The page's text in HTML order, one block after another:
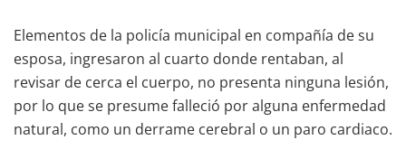
Elementos de la policía municipal en compañía de su
esposa, ingresaron al cuarto donde rentaban, al
revisar de cerca el cuerpo, no presenta ninguna lesión,
por lo que se presume falleció por alguna enfermedad
natural, como un derrame cerebral o un paro cardiaco.